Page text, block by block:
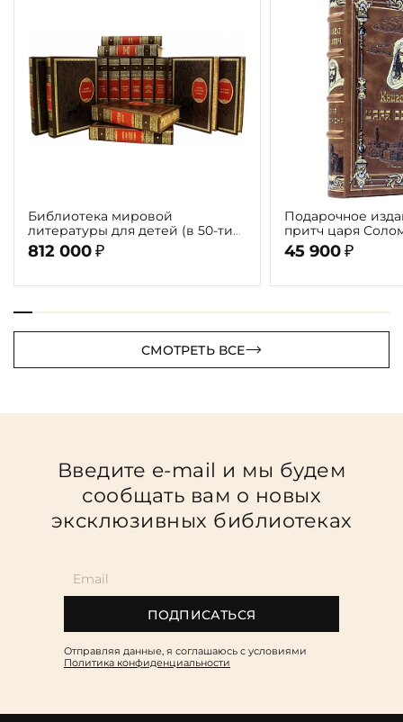
Библиотека мировой
литературы для детей (в 50-ти
томах 58 книг)
812 000 ₽
Подарочное
притч царя
45 900 ₽
СМОТРЕТЬ ВСЕ
Введите e-mail и мы будем
сообщать вам о новых
эксклюзивных библиотеках
ПОДПИСАТЬСЯ
Отправляя данные, я соглашаюсь c условиями
Политика конфиденциальности